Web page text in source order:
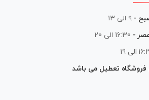
- ۹ الی ۱۳
- 16:30 الی 20
الی 19
فروشگاه تعطیل می باشد